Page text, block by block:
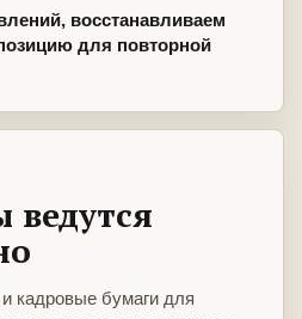
восстанавливаем
для повторной
кадровые бумаги для